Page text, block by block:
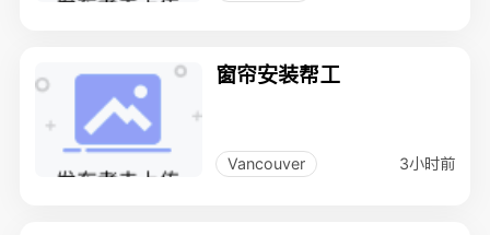
窗帘安装帮工
Vancouver 3小时前